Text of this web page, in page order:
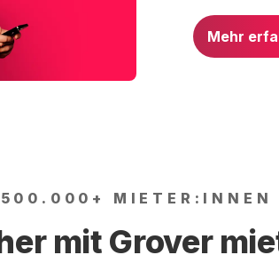
Mehr
500.000+ MIETER:INNEN
mit Grover